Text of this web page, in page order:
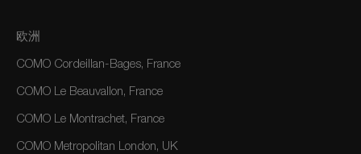
欧洲
COMO Cordeillan-Bages, France
COMO Le Beauvallon, France
COMO Le Montrachet, France
COMO Metropolitan London, UK